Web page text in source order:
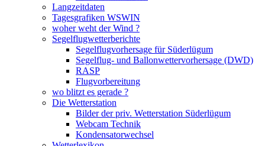
Langzeitdaten
Tagesgrafiken WSWIN
woher weht der Wind ?
Segelflugwetterberichte
Segelflugvorhersage für Süderlügum
Segelflug- und Ballonwettervorhersage (DWD)
RASP
Flugvorbereitung
wo blitzt es gerade ?
Die Wetterstation
Bilder der priv. Wetterstation Süderlügum
Webcam Technik
Kondensatorwechsel